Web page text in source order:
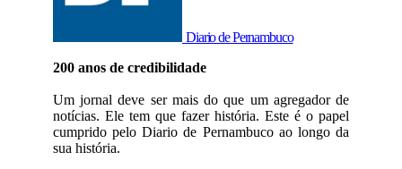
Diario de Pernambuco
200 anos de credibilidade
Um jornal deve ser mais do que um agregador de
notícias. Ele tem que fazer história. Este é o papel
cumprido pelo Diario de Pernambuco ao longo da
sua história.